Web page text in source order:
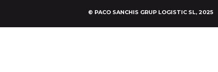
© PACO SANCHIS GRUP LOGISTIC SL, 2025